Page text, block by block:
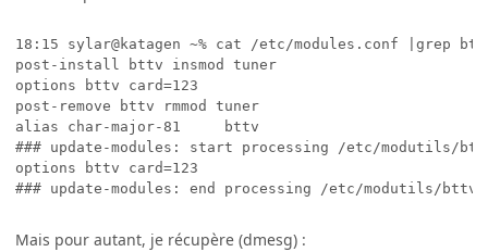
18:15 sylar@katagen ~% cat /etc/modules.conf |grep
post-install bttv insmod tuner
options bttv card=123
post-remove bttv rmmod tuner
alias char-major-81     bttv
### update-modules: start processing /etc/modutils/
options bttv card=123
Mais pour autant, je récupère (dmesg) :